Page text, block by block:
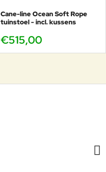
Cane-line Ocean Soft Rope
tuinstoel - incl. kussens
€515,00